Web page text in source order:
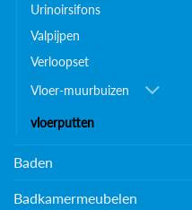
Urinoirsifons
Valpijpen
Verloopset
Vloer-muurbuizen
vloerputten
Baden
Badkamermeubelen